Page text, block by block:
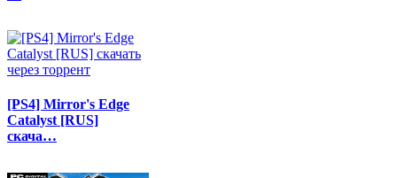
[PS4] Mirror's Edge
Catalyst [RUS]
скача…